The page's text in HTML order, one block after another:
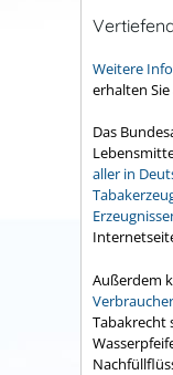
Weitere
erhalten
Das
aller in
Außerdem
Tabakrecht